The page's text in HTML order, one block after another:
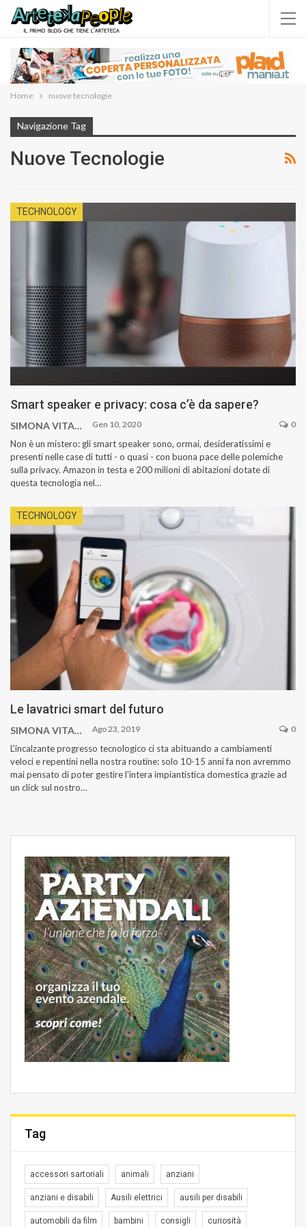
Home nuove tecnologie
Navigazione Tag
Nuove Tecnologie
TECHNOLOGY
Smart speaker e privacy: cosa c’è da sapere?
SIMONA VITAGLIANO Gen 10, 2020 0
Non è un mistero: gli smart speaker sono, ormai, desideratissimi e
presenti nelle case di tutti - o quasi - con buona pace delle polemiche
sulla privacy. Amazon in testa e 200 milioni di abitazioni dotate di
questa tecnologia nel…
TECHNOLOGY
Le lavatrici smart del futuro
SIMONA VITAGLIANO Ago 23, 2019 0
L'incalzante progresso tecnologico ci sta abituando a cambiamenti
veloci e repentini nella nostra routine: solo 10-15 anni fa non avremmo
mai pensato di poter gestire l'intera impiantistica domestica grazie ad
un click sul nostro…
Tag
accessori sartoriali animali anziani
anziani e disabili Ausili elettrici ausili per disabili
automobili da film bambini consigli curiosità